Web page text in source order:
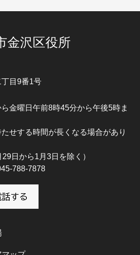
金沢区役所
目9番1号
金曜日午前8時45分から午後5時ま
せする時間が長くなる場合があり
29日から1月3日を除く）
788-7878